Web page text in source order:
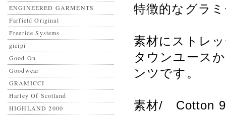
ENGINEERED GARMENTS
Farfield Original
Freeride Systems
gicipi
Good On
Goodwear
GRAMICCI
Harley Of Scotland
HIGHLAND 2000
特徴的なグラ
素材にストレ
タウンユース
ンツです。
素材/ Cotton